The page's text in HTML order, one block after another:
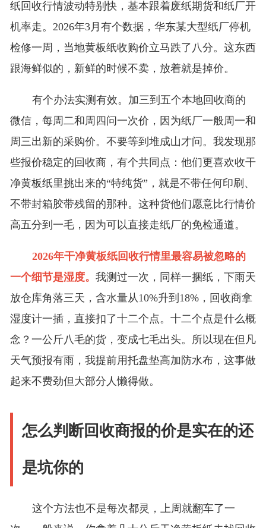
纸回收行情波动特别快，基本跟着废纸期货和纸厂开
机率走。2026年3月有个数据，华东某大型纸厂停机
检修一周，当地黄板纸收购价立马跌了八分。这东西
跟海鲜似的，新鲜的时候不卖，放着就是掉价。
有个办法实测有效。加三到五个本地回收商的
微信，每周二和周四问一次价，因为纸厂一般周一和
周三出新的采购价。不要等到堆成山才问。我发现那
些报价稳定的回收商，有个共同点：他们更喜欢收干
净黄板纸里挑出来的“特纯货”，就是不带任何印刷、
不带封箱胶带残留的那种。这种货他们愿意比行情价
高五分到一毛，因为可以直接走纸厂的免检通道。
2026年干净黄板纸回收行情里最容易被忽略的
一个细节是湿度。 我测过一次，同样一捆纸，下雨天
放仓库角落三天，含水量从10%升到18%，回收商拿
湿度计一插，直接扣了十二个点。十二个点是什么概
念？一公斤八毛的货，变成七毛出头。所以现在但凡
天气预报有雨，我提前用托盘垫高加防水布，这事做
起来不费劲但大部分人懒得做。
怎么判断回收商报的价是实在的还
是坑你的
这个方法也不是每次都灵，上周就翻车了一